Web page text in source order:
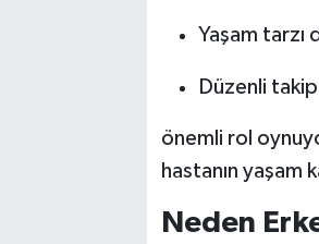
Yaşam tarzı
Düzenli
önemli rol
hastanın yaşam
Neden